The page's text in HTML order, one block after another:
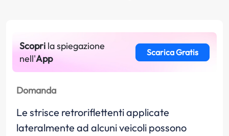
Scopri la spiegazione
nell'App
Scarica Gratis
Domanda
Le strisce retroriflettenti applicate
lateralmente ad alcuni veicoli possono